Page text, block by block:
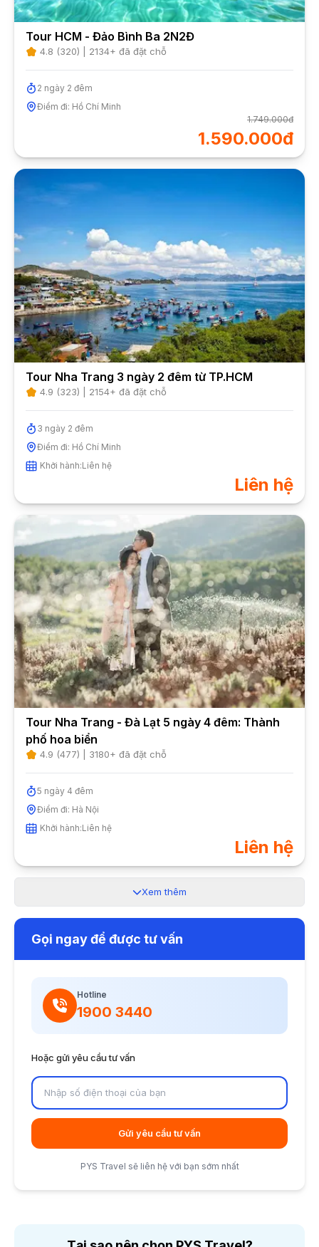
Tour HCM - Đảo Bình Ba 2N2Đ
4.8 (320) | 2134+ đã đặt chỗ
2 ngày 2 đêm
Điểm đi: Hồ Chí Minh
1.749.000đ
1.590.000đ
Tour Nha Trang 3 ngày 2 đêm từ TP.HCM
4.9 (323) | 2154+ đã đặt chỗ
3 ngày 2 đêm
Điểm đi: Hồ Chí Minh
Khởi hành:Liên hệ
Liên hệ
Tour Nha Trang - Đà Lạt 5 ngày 4 đêm: Thành
phố hoa biển
4.9 (477) | 3180+ đã đặt chỗ
5 ngày 4 đêm
Điểm đi: Hà Nội
Khởi hành:Liên hệ
Liên hệ
Xem thêm
Gọi ngay để được tư vấn
Hotline
1900 3440
Hoặc gửi yêu cầu tư vấn
Gửi yêu cầu tư vấn
PYS Travel sẽ liên hệ với bạn sớm nhất